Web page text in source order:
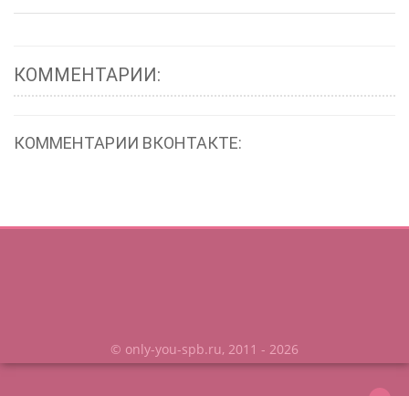
КОММЕНТАРИИ:
КОММЕНТАРИИ ВКОНТАКТЕ:
© only-you-spb.ru, 2011 - 2026